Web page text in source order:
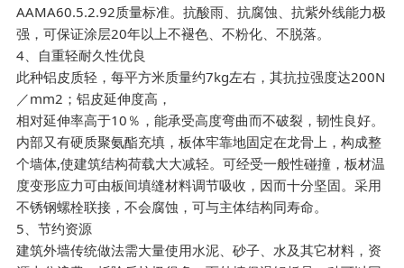
AAMA60.5.2.92质量标准。抗酸雨、抗腐蚀、抗紫外线能力极
强，可保证涂层20年以上不褪色、不粉化、不脱落。
4、自重轻耐久性优良
此种铝皮质轻，每平方米质量约7kg左右，其抗拉强度达200N
／mm2；铝皮延伸度高，
相对延伸率高于10％，能承受高度弯曲而不破裂，韧性良好。
内部又有硬质聚氨酯充填，板体牢靠地固定在龙骨上，构成整
个墙体,使建筑结构荷载大大减轻。可经受一般性碰撞，板材温
度变形应力可由板间填缝材料调节吸收，因而十分坚固。采用
不锈钢螺栓联接，不会腐蚀，可与主体结构同寿命。
5、节约资源
建筑外墙传统做法需大量使用水泥、砂子、水及其它材料，资